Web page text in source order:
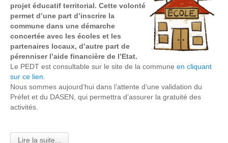
projet éducatif territorial. Cette volonté
permet d’une part d’inscrire la
commune dans une démarche
concertée avec les écoles et les
partenaires locaux, d’autre part de
pérenniser l’aide financière de l’Etat.
Le PEDT est consultable sur le site de la commune en cliquant
sur ce lien
Nous sommes aujourd’hui dans l’attente d’une validation du
Préfet et du DASEN, qui permettra d’assurer la gratuité des
activités.
Lire la suite...